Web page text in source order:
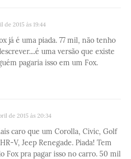
de 2015 às 19:44
já é uma piada. 77 mil, não tenho
uma versão que existe
pagaria isso em um Fox.
de 2015 às 20:34
caro que um Corolla, Civic, Golf
V, Jeep Renegade. Piada! Tem
Fox pra pagar isso no carro. 50 mil